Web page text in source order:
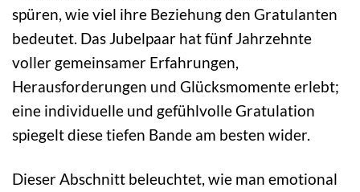
spüren, wie viel ihre Beziehung den Gratulanten
bedeutet. Das Jubelpaar hat fünf Jahrzehnte
voller gemeinsamer Erfahrungen,
Herausforderungen und Glücksmomente erlebt;
eine individuelle und gefühlvolle Gratulation
spiegelt diese tiefen Bande am besten wider.
Dieser Abschnitt beleuchtet, wie man emotional